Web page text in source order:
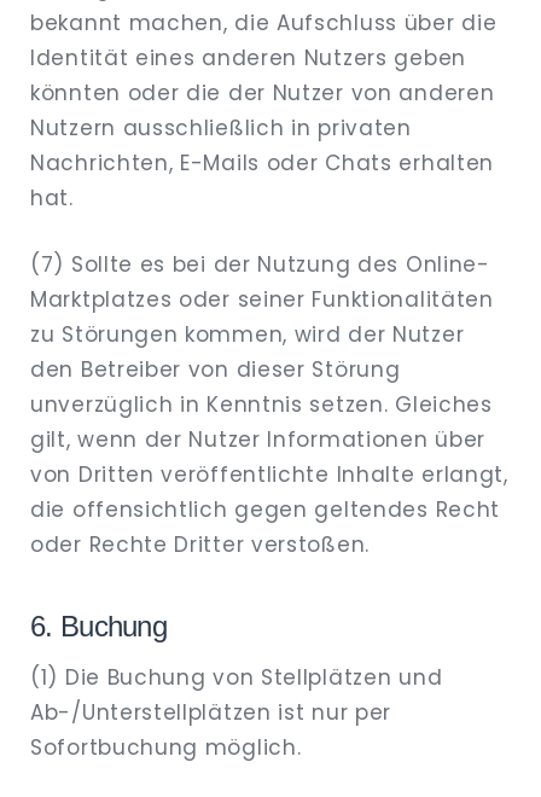
bekannt machen, die Aufschluss über die
Identität eines anderen Nutzers geben
könnten oder die der Nutzer von anderen
Nutzern ausschließlich in privaten
Nachrichten, E-Mails oder Chats erhalten
hat.
(7) Sollte es bei der Nutzung des Online-
Marktplatzes oder seiner Funktionalitäten
zu Störungen kommen, wird der Nutzer
den Betreiber von dieser Störung
unverzüglich in Kenntnis setzen. Gleiches
gilt, wenn der Nutzer Informationen über
von Dritten veröffentlichte Inhalte erlangt,
die offensichtlich gegen geltendes Recht
oder Rechte Dritter verstoßen.
6. Buchung
(1) Die Buchung von Stellplätzen und
Ab-/Unterstellplätzen ist nur per
Sofortbuchung möglich.